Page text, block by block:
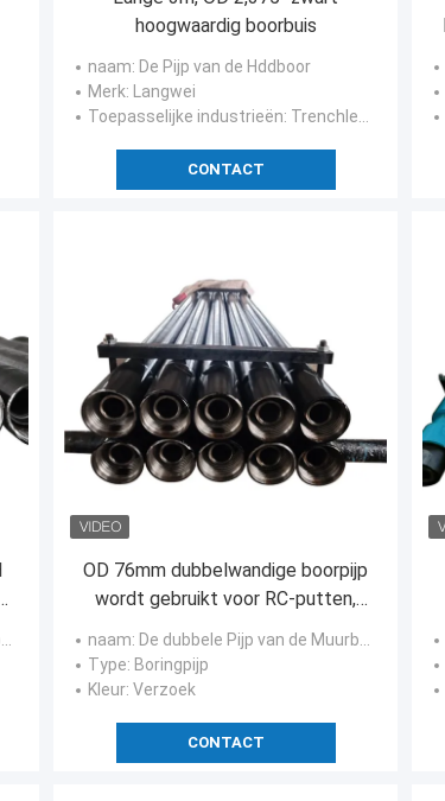
hoogwaardig boorbuis
naam: De Pijp van de Hddboor
Merk: Langwei
Toepasselijke industrieën: Trenchless en het uitboren
CONTACT
OD 76mm dubbelwandige boorpijp
wordt gebruikt voor RC-putten,
staalkwaliteit R780
naam: De dubbele Pijp van de Muurboor
Type: Boringpijp
Kleur: Verzoek
CONTACT